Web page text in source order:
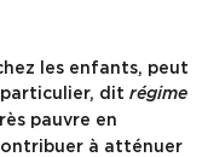
les enfants, peut
dit régime
pauvre en
à atténuer